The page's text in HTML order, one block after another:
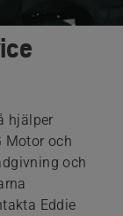
hjälper
Motor och
och
Eddie